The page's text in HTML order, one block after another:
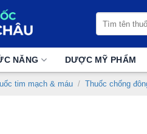
kiếm:
NĂNG DƯỢC MỸ PHẨM
tim mạch & máu / Thuốc chống